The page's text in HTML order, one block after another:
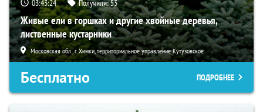
03:43:23 Получили:53
Живые ели в горшках и другие хвойные деревья,
лиственные кустарники
Московская обл., г. Химки, территориальное управление Кутузовское
Бесплатно ПОДРОБНЕЕ